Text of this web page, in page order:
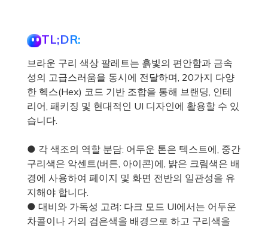
TL;DR:
브라운 구리 색상 팔레트는 흙빛의 편안함과 금속
성의 고급스러움을 동시에 전달하며, 20가지 다양
한 헥스(Hex) 코드 기반 조합을 통해 브랜딩, 인테
리어, 패키징 및 현대적인 UI 디자인에 활용할 수 있
습니다.
● 각 색조의 역할 분담: 어두운 톤은 텍스트에, 중간
구리색은 악센트(버튼, 아이콘)에, 밝은 크림색은 배
경에 사용하여 페이지 및 화면 전반의 일관성을 유
지해야 합니다.
● 대비와 가독성 고려: 다크 모드 UI에서는 어두운
차콜이나 거의 검은색을 배경으로 하고 구리색을